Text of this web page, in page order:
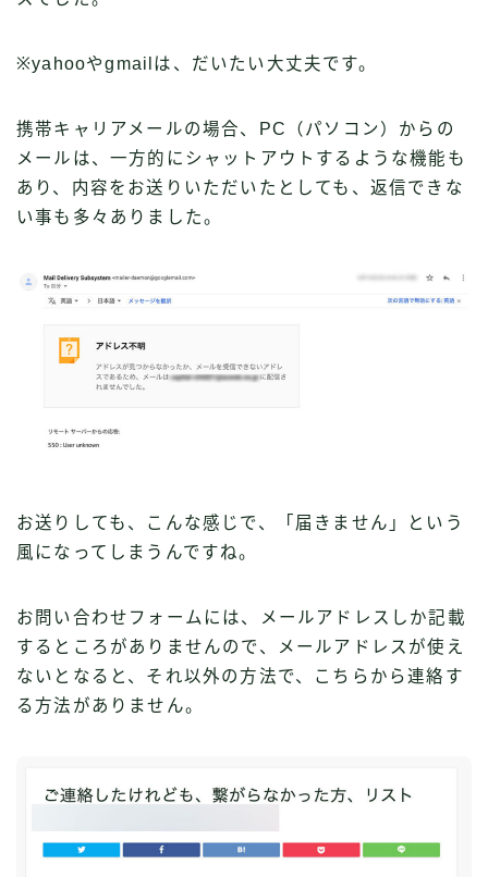
※yahooやgmailは、だいたい大丈夫です。
携帯キャリアメールの場合、PC（パソコン）からの
メールは、一方的にシャットアウトするような機能も
あり、内容をお送りいただいたとしても、返信できな
い事も多々ありました。
お送りしても、こんな感じで、「届きません」という
風になってしまうんですね。
お問い合わせフォームには、メールアドレスしか記載
するところがありませんので、メールアドレスが使え
ないとなると、それ以外の方法で、こちらから連絡す
る方法がありません。